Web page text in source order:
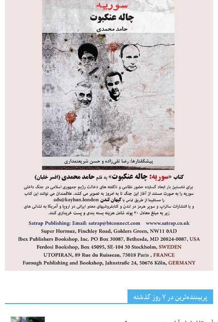
پربیننده‌ترین‌ در ۷ روز گذشته